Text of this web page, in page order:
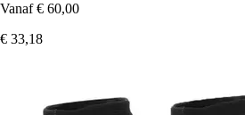
Vanaf € 60,00
€ 33,18